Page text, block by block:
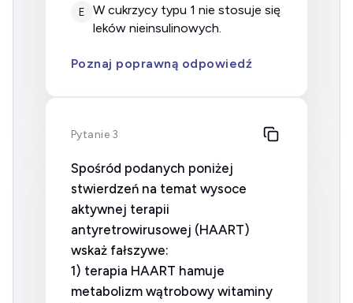
E
w cukrzycy typu 1 nie stosuje się
leków nieinsulinowych.
Poznaj poprawną odpowiedź
Pytanie 3
Spośród podanych poniżej
stwierdzeń na temat wysoce
aktywnej terapii
antyretrowirusowej (HAART)
wskaż fałszywe:
1) terapia HAART hamuje
metabolizm wątrobowy witaminy